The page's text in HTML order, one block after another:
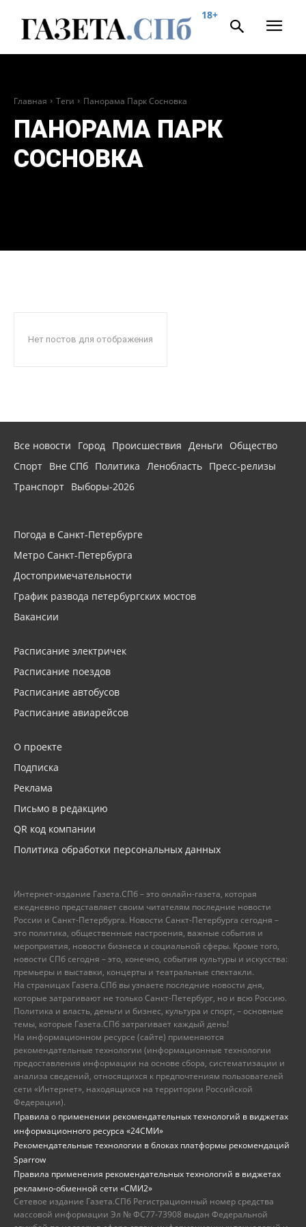
18+
Главная Теги Панорама Парк Сосновка
ПАНОРАМА ПАРК
СОСНОВКА
Нет постов для отображения
Все новости Город Происшествия Деньги
Общество
Спорт Вне СПб Политика Ленобласть Пресс-релизы
Транспорт Выборы-2026
Погода в Санкт-Петербурге
Метро Санкт-Петербурга
Достопримечательности
График развода петербургских мостов
Вакансии
Расписание электричек
Расписание поездов
Расписание автобусов
Расписание авиарейсов
О проекте
Подписка
Реклама
Письмо в редакцию
QR код компании
Политика обработки персональных данных
Интернет-издание Газета.СПб – это онлайн-газета, которая
ежедневно представляет своим читателям последние новости
России и Санкт-Петербурга. Новости Санкт-Петербурга сегодня –
это политика, общественные настроения, важные события и
мероприятия, новости бизнеса и социальной сферы. Кроме того,
новости СПб сегодня – это, конечно, события культуры и искусства:
премьеры и выставки, концерты и театральные спектакли.
На страницах Газета.СПб вы узнаете последние новости дня,
которые затрагивают не только Санкт-Петербург, но и всю Россию.
Политика и власть, деньги и бизнес, культура и спорт, – основные
темы, которые Газета.СПб затрагивает каждый день!
На информационном ресурсе (сайте) применяются
рекомендательные технологии (информационные технологии
предоставления информации на основе сбора, систематизации и
анализа сведений, относящихся к предпочтениям пользователей
сети «Интернет», находящихся на территории Российской
Федерации).
Правила о применении рекомендательных технологий в виджетах
информационного ресурса «24СМИ»
Рекомендательные технологии в блоках платформы рекомендаций
Sparrow
Правила применения рекомендательных технологий в виджетах
рекламно-обменной сети «СМИ2»
Сетевое издание Газета.СПб Регистрационный номер средства
массовой информации Эл № ФС77-73908 выдан Федеральной